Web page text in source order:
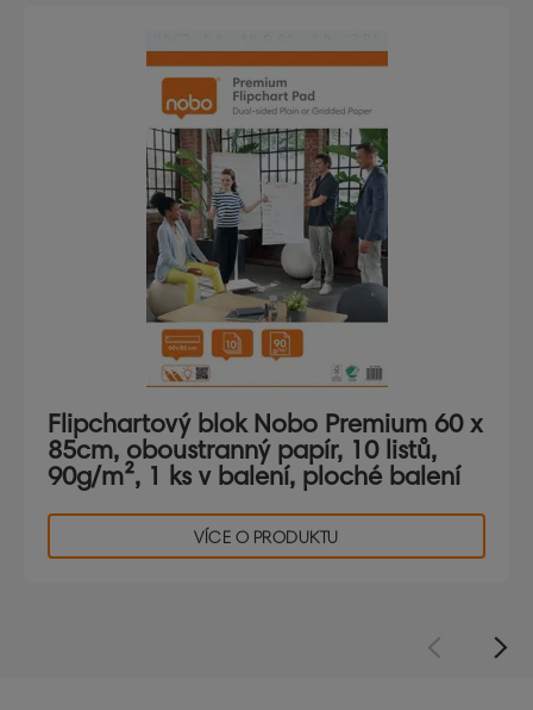
Flipchartový blok Nobo Premium 60 x
85cm, oboustranný papír, 10 listů,
90g/m², 1 ks v balení, ploché balení
VÍCE O PRODUKTU